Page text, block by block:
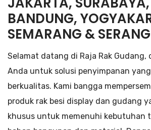
BANDUNG,
SEMARANG & SERANG
Selamat datang di Raja Rak Gudang,
Anda untuk solusi penyimpanan
berkualitas. Kami bangga
produk rak besi display dan gudang
khusus untuk memenuhi kebutuhan